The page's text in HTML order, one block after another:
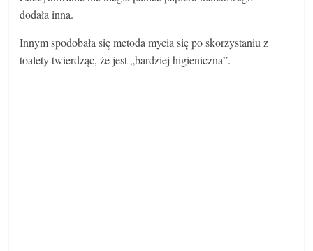
dodała inna.
Innym spodobała się metoda mycia się po skorzystaniu z
toalety twierdząc, że jest „bardziej higieniczna”.